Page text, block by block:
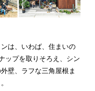
は、いわば、住まいの
ップを取りそろえ、シン
壁、ラフな三角屋根ま